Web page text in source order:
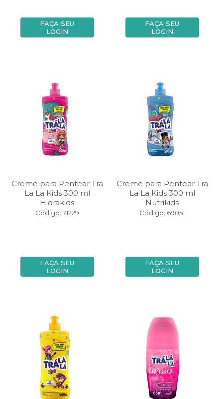
FAÇA SEU
LOGIN
FAÇA SEU
LOGIN
Creme para Pentear Tra
La La Kids 300 ml
Hidrakids
Código: 71229
FAÇA SEU
LOGIN
Creme para Pentear Tra
La La Kids 300 ml
Nutrikids
Código: 69051
FAÇA SEU
LOGIN